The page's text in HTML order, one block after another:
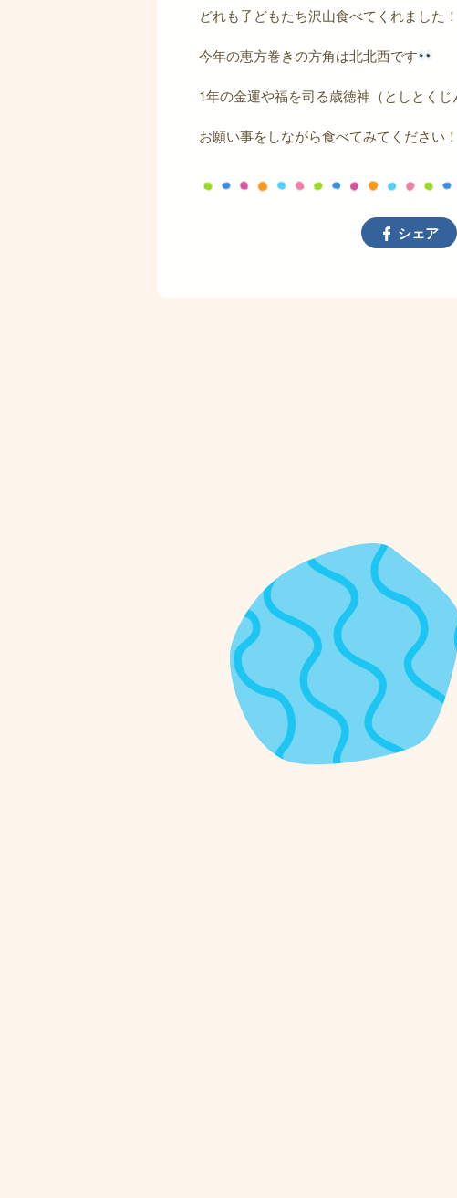
どれも子どもたち沢山食べてくれました！
今年の恵方巻きの方角は北北西です
1年の金運や福を司る歳徳神（としとく
お願い事をしながら食べてみてください！
シェア